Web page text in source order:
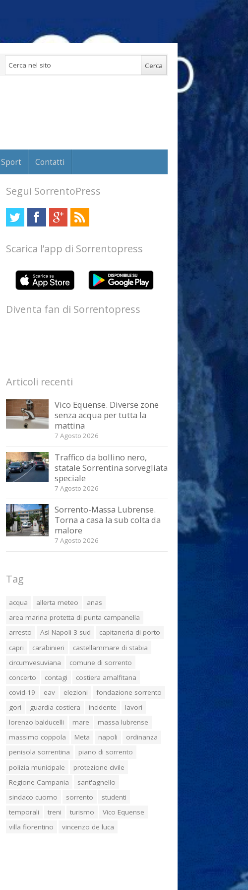
Sport Contatti
Segui SorrentoPress
Scarica l’app di Sorrentopress
Diventa fan di Sorrentopress
Articoli recenti
Vico Equense. Diverse zone
senza acqua per tutta la
mattina
7 Agosto 2026
Traffico da bollino nero,
statale Sorrentina sorvegliata
speciale
7 Agosto 2026
Sorrento-Massa Lubrense.
Torna a casa la sub colta da
malore
7 Agosto 2026
Tag
acqua allerta meteo
anas
area marina protetta di punta campanella
arresto
Asl Napoli 3 sud
capitaneria di porto
capri
carabinieri
castellammare di stabia
circumvesuviana
comune di sorrento
concerto
contagi
costiera amalfitana
covid-19
eav elezioni
fondazione sorrento
gori
guardia costiera incidente
lavori
lorenzo balducelli
mare
massa lubrense
massimo coppola
Meta napoli
ordinanza
penisola sorrentina
piano di sorrento
polizia municipale
protezione civile
Regione Campania
sant'agnello
sindaco cuomo
sorrento
studenti
temporali
treni turismo
Vico Equense
villa fiorentino
vincenzo de luca